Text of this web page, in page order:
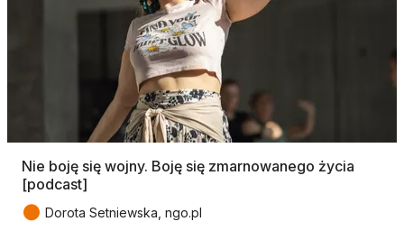
Nie boję się wojny. Boję się zmarnowanego życia
[podcast]
● Dorota Setniewska, ngo.pl